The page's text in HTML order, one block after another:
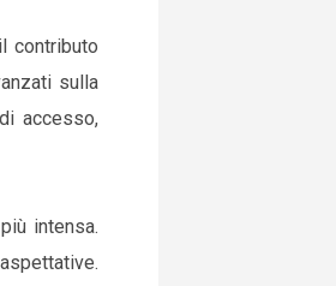
contributo
sulla
accesso,
intensa.